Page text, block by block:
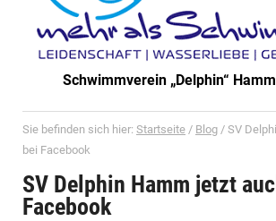
Schwimmverein „Delphin“
Sie befinden sich hier: Startseite / Blog / SV
bei Facebook
SV Delphin Hamm jetzt
Facebook